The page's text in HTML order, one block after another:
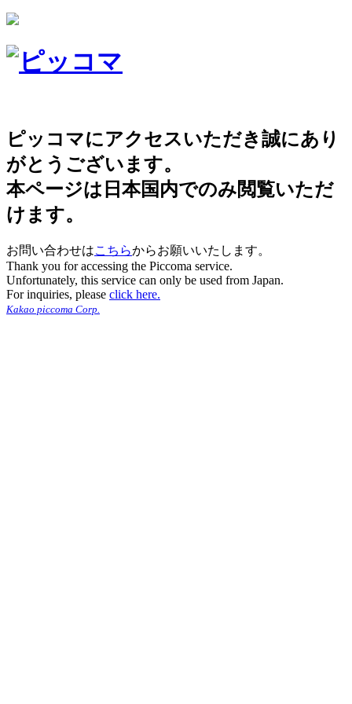
ピッコマにアクセスいただき誠にあり
がとうございます。
本ページは日本国内でのみ閲覧いただ
けます。
お問い合わせはこちらからお願いいたします。
Thank you for accessing the Piccoma service.
Unfortunately, this service can only be used from Japan.
For inquiries, please click here.
Kakao piccoma Corp.